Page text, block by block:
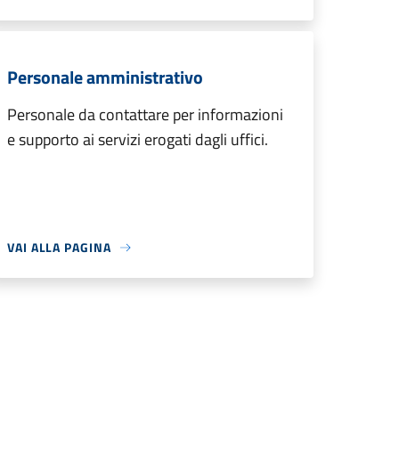
Personale amministrativo
Personale da contattare per informazioni
e supporto ai servizi erogati dagli uffici.
VAI ALLA PAGINA